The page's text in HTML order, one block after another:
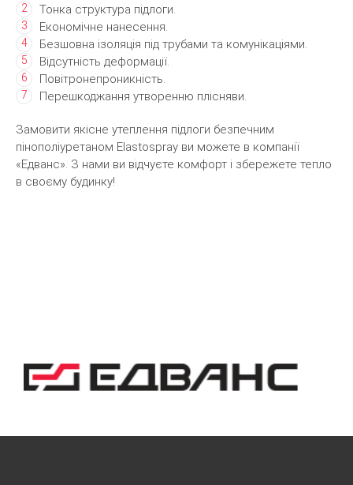
Тонка структура підлоги.
Економічне нанесення.
Безшовна ізоляція під трубами та комунікаціями.
Відсутність деформації.
Повітронепроникність.
Перешкоджання утворенню плісняви.
Замовити якісне утеплення підлоги безпечним
пінополіуретаном Elastospray ви можете в компанії
«Едванс». З нами ви відчуєте комфорт і збережете тепло
в своєму будинку!